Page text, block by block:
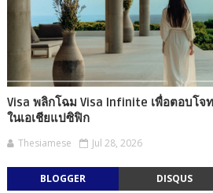
Visa พลิกโฉม Visa Infinite เพื่อตอบโจ
ในเอเชียแปซิฟิก
Thesiamese Jul 28, 2026
BLOGGER DISQUS